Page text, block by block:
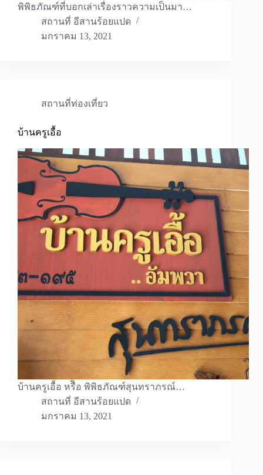
พิพิธภัณฑ์ที่บอกเล่าเรื่องราวความเป็นมา…
สถานที่ อีสานร้อยแปด
มกราคม 13, 2021
สถานที่ท่องเที่ยว
บ้านครูเอื้อ
บ้านครูเอื้อ หรืิอ พิพิธภัณฑ์สุนทราภรณ์…
สถานที่ อีสานร้อยแปด
มกราคม 13, 2021